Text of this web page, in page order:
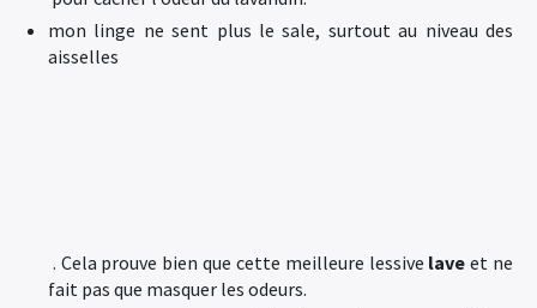
mon linge ne sent plus le sale, surtout au niveau des
aisselles
. Cela prouve bien que cette meilleure lessive lave et ne
fait pas que masquer les odeurs.